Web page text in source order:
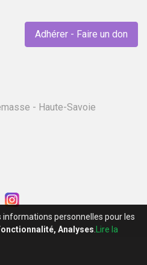
Adhérer - Faire un don
- Haute-Savoie
informations personnelles pour les
Analyses
Lire la